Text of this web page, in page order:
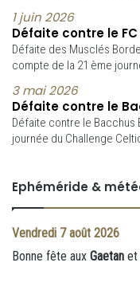
1 juin 2026
Défaite contre le
Défaite des Musclés
compte de la 21 ème
3 mai 2026
Défaite contre le
Défaite contre le Bacchus
journée du Challenge
Ephéméride &
Vendredi 7 août 2026
Bonne fête aux Gaetan et